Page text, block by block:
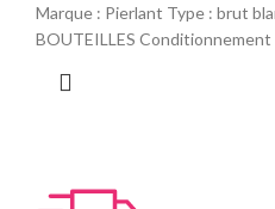
prix
initial
prix
actuel
Marque : Pierlant Type : brut
BOUTEILLES Conditionnement